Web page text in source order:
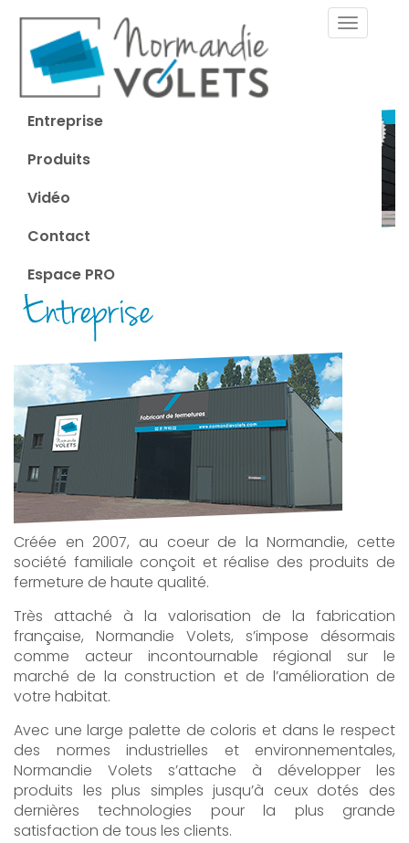
Toggle
Entreprise
Produits
Vidéo
Contact
Espace PRO
Créée en 2007, au coeur de la Normandie, cette
société familiale conçoit et réalise des produits de
fermeture de haute qualité.
Très attaché à la valorisation de la fabrication
française, Normandie Volets, s’impose désormais
comme acteur incontournable régional sur le
marché de la construction et de l’amélioration de
votre habitat.
Avec une large palette de coloris et dans le respect
des normes industrielles et environnementales,
Normandie Volets s’attache à développer les
produits les plus simples jusqu’à ceux dotés des
dernières technologies pour la plus grande
satisfaction de tous les clients.